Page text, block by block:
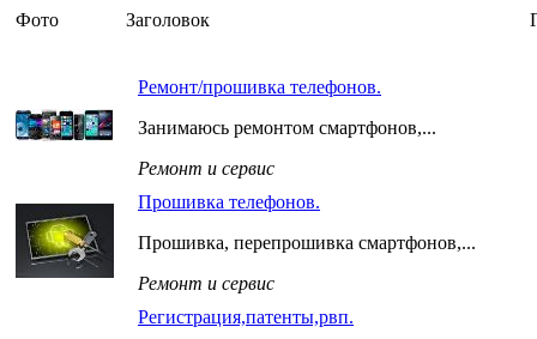
Фото Заголовок
Ремонт/прошивка телефонов.
Занимаюсь ремонтом смартфонов,...
Ремонт и сервис
Прошивка телефонов.
Прошивка, перепрошивка смартфонов,...
Ремонт и сервис
Регистрация,патенты,рвп.